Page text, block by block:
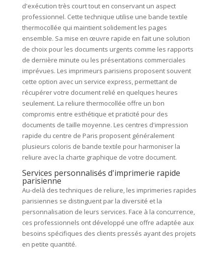
d'exécution très court tout en conservant un aspect
professionnel. Cette technique utilise une bande textile
thermocollée qui maintient solidement les pages
ensemble. Sa mise en œuvre rapide en fait une solution
de choix pour les documents urgents comme les rapports
de dernière minute ou les présentations commerciales
imprévues. Les imprimeurs parisiens proposent souvent
cette option avec un service express, permettant de
récupérer votre document relié en quelques heures
seulement. La reliure thermocollée offre un bon
compromis entre esthétique et praticité pour des
documents de taille moyenne. Les centres d'impression
rapide du centre de Paris proposent généralement
plusieurs coloris de bande textile pour harmoniser la
reliure avec la charte graphique de votre document.
Services personnalisés d'imprimerie rapide
parisienne
Au-delà des techniques de reliure, les imprimeries rapides
parisiennes se distinguent par la diversité et la
personnalisation de leurs services. Face à la concurrence,
ces professionnels ont développé une offre adaptée aux
besoins spécifiques des clients pressés ayant des projets
en petite quantité.